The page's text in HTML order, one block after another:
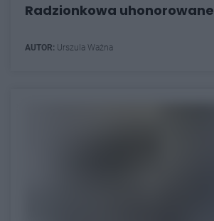
Radzionkowa uhonorowane
AUTOR: Urszula Ważna